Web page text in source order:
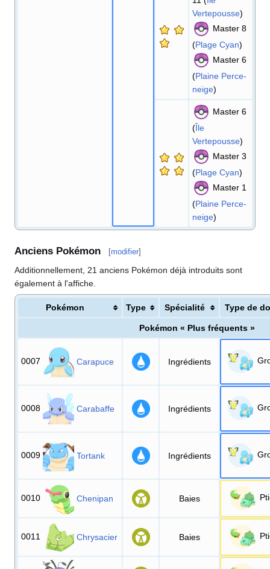
Vertepousse)
Master 8
(Plage Cyan)
Master 6
(Plaine Perce-
neige)
Master 6
(Île
Vertepousse)
Master 3
(Plage Cyan)
Master 1
(Plaine Perce-
neige)
Anciens Pokémon [modifier]
Additionnellement, 21 anciens Pokémon déjà introduits sont
également à l'affiche.
Pokémon Type Spécialité Type de
Pokémon « Plus fréquents »
0007 Carapuce Ingrédients
0008 Carabaffe Ingrédients
0009 Tortank Ingrédients
0010 Chenipan Baies
0011 Chrysacier Baies